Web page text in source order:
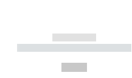
------------
----------- ----------- --------